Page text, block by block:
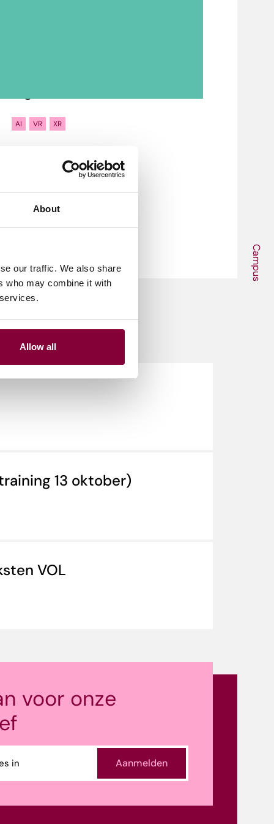
About
our traffic. We also share
who may combine it with
Allow all
Campus
AI VR XR
13 oktober)
VOL
voor onze